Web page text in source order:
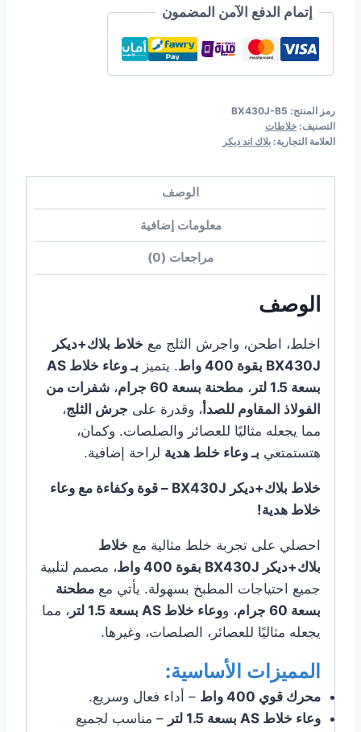
هدية
لمدة
عامين
DECKER
BX430J-
إتمام الدفع الآمن المضمون
رمز المنتج: BX430J-B5
التصنيف: خلاطات
العلامة التجارية: بلاك اند ديكر
الوصف
معلومات إضافية
مراجعات (0)
الوصف
اخلط، اطحن، واجرش الثلج مع خلاط بلاك+ديكر
BX430J بقوة 400 واط
. يتميز
بـ وعاء خلاط AS
بسعة 1.5 لتر
، مطحنة بسعة 60 جرام ، شفرات من
الفولاذ المقاوم للصدأ، وقدرة على جرش الثلج،
مما يجعله مثاليًا للعصائر والصلصات. وكمان،
هتستمتعي بـ وعاء خلط هدية لراحة إضافية.
خلاط بلاك+ديكر BX430J – قوة وكفاءة مع وعاء
خلاط هدية!
احصلي على تجربة خلط مثالية مع خلاط
بلاك+ديكر BX430J بقوة 400 واط
، مصمم لتلبية
جميع احتياجات المطبخ بسهولة. يأتي مع مطحنة
بسعة 60 جرام
، ووعاء خلاط AS بسعة 1.5 لتر
، مما
يجعله مثاليًا للعصائر، الصلصات، وغيرها.
المميزات الأساسية:
محرك قوي 400 واط
– أداء فعال وسريع.
وعاء خلاط AS بسعة 1.5 لتر
– مناسب لجميع